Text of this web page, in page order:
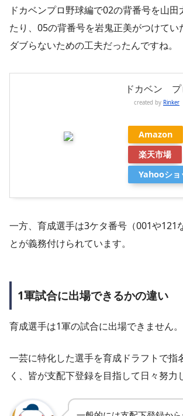
ドカベンプロ野球編で02の背番号を山田
たり、05の背番号を岩鬼正美がつけてい
ダブらないための工夫だったんですね。
ドカベン プ
created by Rinker
Amazon
楽天市場
Yahooショ
一方、育成選手は3ケタ番号（001や121
とが義務付けられています。
1軍試合に出場できるかの違い
育成選手は1軍の試合に出場できません。
一芸に特化した選手を育成ドラフトで指
く、皆が支配下登録を目指して日々努力